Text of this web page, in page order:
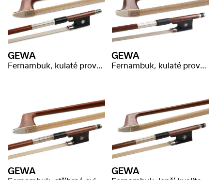
GEWA
Fernambuk, kulaté provedení, vybrané dřevo
GEWA
Fernambuk, kulaté provedení, skvělá kvalita
GEWA GEWA